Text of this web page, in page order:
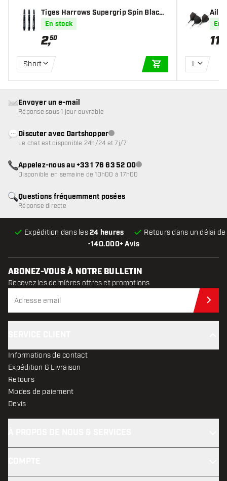
Tiges Harrows Supergrip Spin Black
and Silver
En stock
2,50
Short
AJOUTER AU
d
En
11
L
•140.000+ Avis
Expédition dans les24 heures Retours dans un délai de
Questions fréquemment posées
Réponse directe
Envoyer un e-mail
Réponse sous 1 jour ouvrable
Discuter avec DartshopperService client indisponible
Le chat est disponible 24h/24 et 7j/7
Appelez-nous au +33 1 76 63 52 00Service client indisponible
Disponible en semaine de 10h00 à 17h00
ABONEZ-VOUS À NOTRE BULLETIN
Recevez les dernières offres et promotions
Informations de contact
Expédition & Livraison
Retours
Modes de paiement
Devis